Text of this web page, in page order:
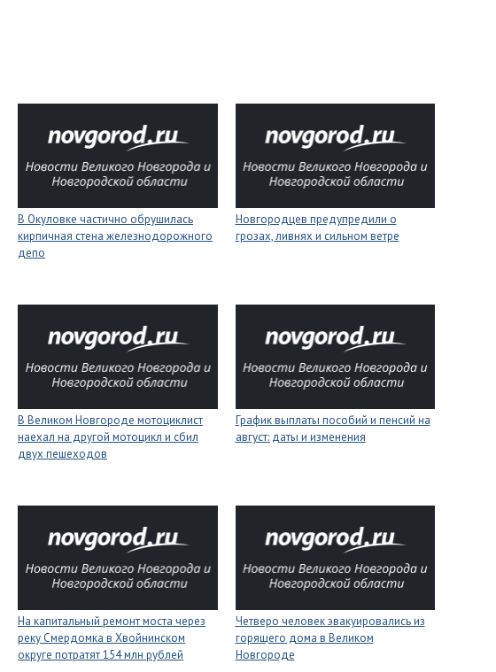
В Окуловке частично обрушилась
кирпичная стена железнодорожного
депо
Новгородцев предупредили о
грозах, ливнях и сильном ветре
В Великом Новгороде мотоциклист
наехал на другой мотоцикл и сбил
двух пешеходов
График выплаты пособий и пенсий на
август: даты и изменения
На капитальный ремонт моста через
реку Смердомка в Хвойнинском
округе потратят 154 млн рублей
Четверо человек эвакуировались из
горящего дома в Великом
Новгороде